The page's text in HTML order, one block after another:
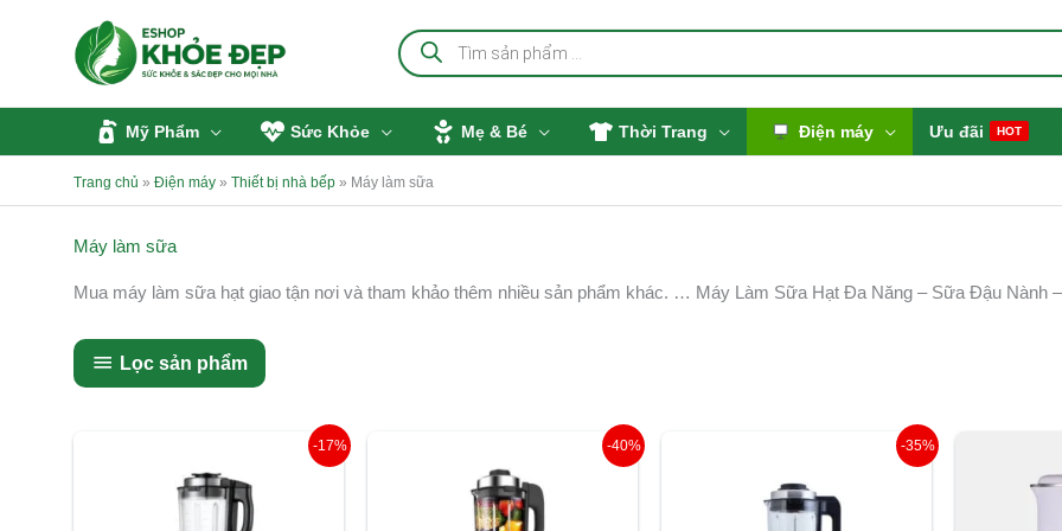
Tìm
kiếm
sản
Mỹ Phẩm Sức Khỏe Mẹ & Bé Thời Trang Điện máy Ưu đãi HOT
Trang chủ » Điện máy » Thiết bị nhà bếp » Máy làm sữa
Máy làm sữa
Mua máy làm sữa hạt giao tận nơi và tham khảo thêm nhiều sản phẩm khác. … Máy Làm Sữa Hạt Đa Năng – Sữa Đậu Nành
Lọc sản phẩm
-17%
là:
3.886.000 ₫.
Giá
hiện
-40%
gốc
là:
5.640.000 ₫.
Giá
hiện
-35%
là:
4.050.000 ₫.
Giá
hiện